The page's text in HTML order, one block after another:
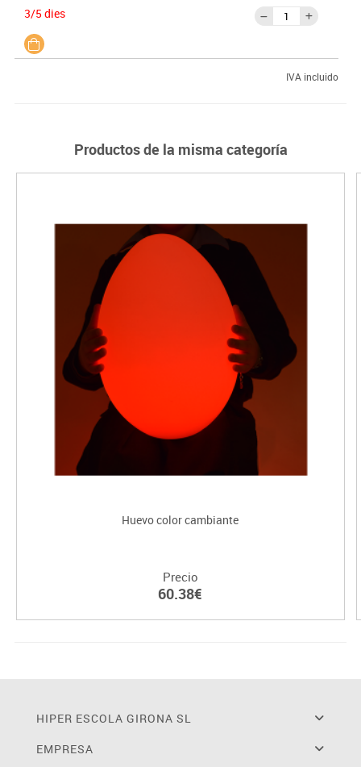
3/5 dies
IVA incluido
Productos de la misma categoría
Huevo color cambiante
Precio
60.38€
HIPER ESCOLA GIRONA SL
EMPRESA